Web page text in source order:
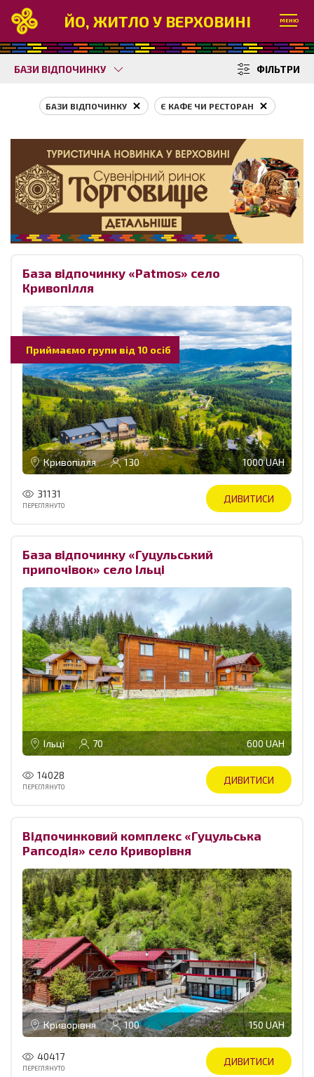
ЙО, ЖИТЛО У ВЕРХОВИНІ МЕНЮ
БАЗИ ВІДПОЧИНКУ ФІЛЬТРИ
БАЗИ ВІДПОЧИНКУ Є КАФЕ ЧИ РЕСТОРАН
База відпочинку «Patmos» село
Кривопілля
Кривопілля 130 1000 UAH
31131
ПЕРЕГЛЯНУТО
ДИВИТИСИ
Приймаємо групи від 10 осіб
База відпочинку «Гуцульський
припочівок» село Ільці
Ільці 70 600 UAH
14028
ПЕРЕГЛЯНУТО
ДИВИТИСИ
Відпочинковий комплекс «Гуцульська
Рапсодія» село Криворівня
Криворівня 100 150 UAH
40417
ПЕРЕГЛЯНУТО
ДИВИТИСИ